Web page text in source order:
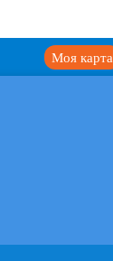
Моя карта